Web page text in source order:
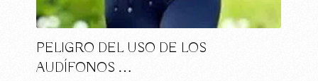
PELIGRO DEL USO DE LOS
AUDÍFONOS …